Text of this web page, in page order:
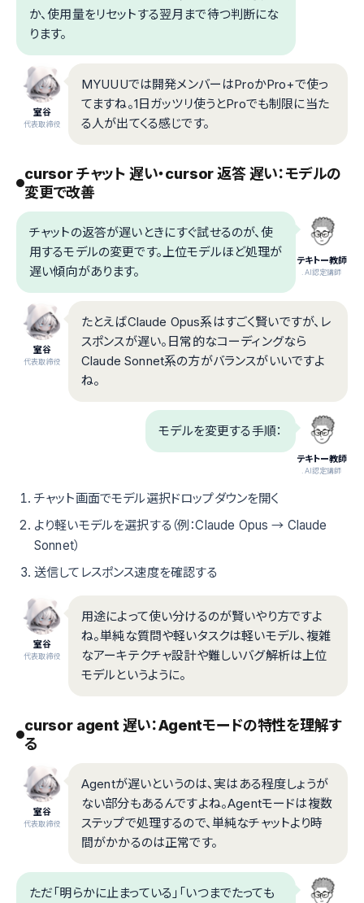
か、使用量をリセットする翌月まで待つ判断にな
ります。
室谷
代表取締役
MYUUUでは開発メンバーはProかPro+で使っ
てますね。1日ガッツリ使うとProでも制限に当た
る人が出てくる感じです。
cursor チャット 遅い・cursor 返答 遅い：モデルの
変更で改善
テキトー教師
.AI認定講師
チャットの返答が遅いときにすぐ試せるのが、使
用するモデルの変更です。上位モデルほど処理が
遅い傾向があります。
室谷
代表取締役
たとえばClaude Opus系はすごく賢いですが、レ
スポンスが遅い。日常的なコーディングなら
Claude Sonnet系の方がバランスがいいですよ
ね。
テキトー教師
.AI認定講師
モデルを変更する手順：
チャット画面でモデル選択ドロップダウンを開く
より軽いモデルを選択する（例：Claude Opus → Claude
Sonnet）
送信してレスポンス速度を確認する
室谷
代表取締役
用途によって使い分けるのが賢いやり方ですよ
ね。単純な質問や軽いタスクは軽いモデル、複雑
なアーキテクチャ設計や難しいバグ解析は上位
モデルというように。
cursor agent 遅い：Agentモードの特性を理解す
る
室谷
代表取締役
Agentが遅いというのは、実はある程度しょうが
ない部分もあるんですよね。Agentモードは複数
ステップで処理するので、単純なチャットより時
間がかかるのは正常です。
ただ「明らかに止まっている」「いつまでたっても